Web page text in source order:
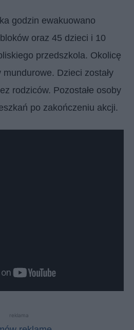
godzin ewakuowano
oraz 45 dzieci i 10
przedszkola. Okolicę
mundurowe. Dzieci zostały
rodziców. Pozostałe osoby
po zakończeniu akcji.
reklama